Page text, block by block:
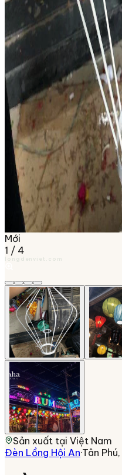
Mới
1 / 4
longdenviet.com
Sản xuất tại Việt Nam
Đèn Lồng Hội An·Tân